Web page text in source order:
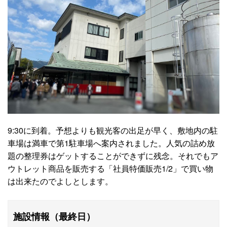
9:30に到着。予想よりも観光客の出足が早く、敷地内の駐
車場は満車で第1駐車場へ案内されました。人気の詰め放
題の整理券はゲットすることができずに残念。それでもア
ウトレット商品を販売する「社員特価販売1/2」で買い物
は出来たのでよしとします。
施設情報（最終日）